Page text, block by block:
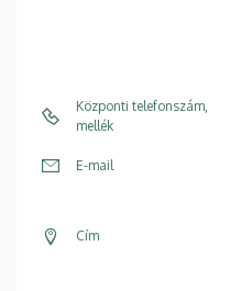
Központi telefonszám,
mellék
E-mail
Cím